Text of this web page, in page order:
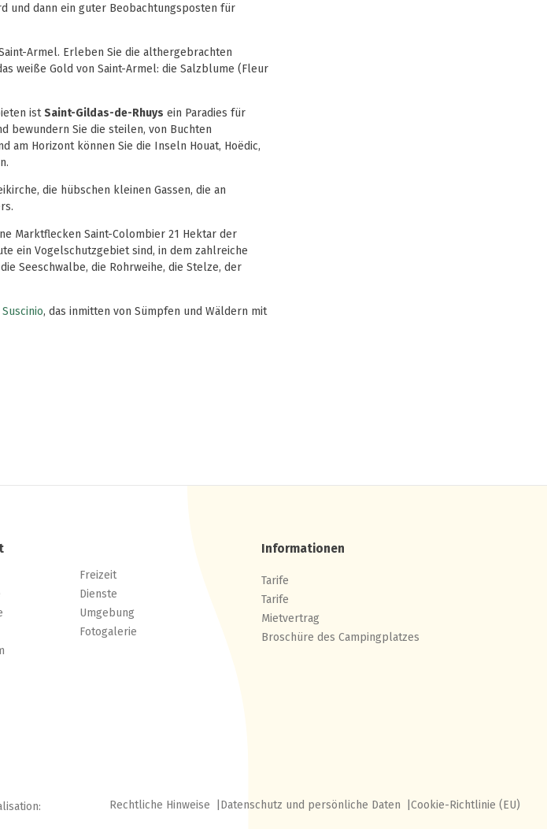
und dann ein guter Beobachtungsposten für
Armel. Erleben Sie die althergebrachten
weiße Gold von Saint-Armel: die Salzblume (Fleur
istSaint-Gildas-de-Rhuys ein Paradies für
bewundern Sie die steilen, von Buchten
am Horizont können Sie die Inseln Houat, Hoëdic,
die hübschen kleinen Gassen, die an
Marktflecken Saint-Colombier 21 Hektar der
ein Vogelschutzgebiet sind, in dem zahlreiche
Seeschwalbe, die Rohrweihe, die Stelze, der
, das inmitten von Sümpfen und Wäldern mit
Freizeit
Dienste
Umgebung
Fotogalerie
Informationen
Tarife
Tarife
Mietvertrag
Broschüre des Campingplatzes
Rechtliche Hinweise Datenschutz und persönliche Daten Cookie-Richtlinie (EU)